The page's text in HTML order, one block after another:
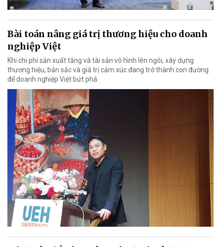
Bài toán nâng giá trị thương hiệu cho doanh
nghiệp Việt
Khi chi phí sản xuất tăng và tài sản vô hình lên ngôi, xây dựng
thương hiệu, bản sắc và giá trị cảm xúc đang trở thành con đường
để doanh nghiệp Việt bứt phá.